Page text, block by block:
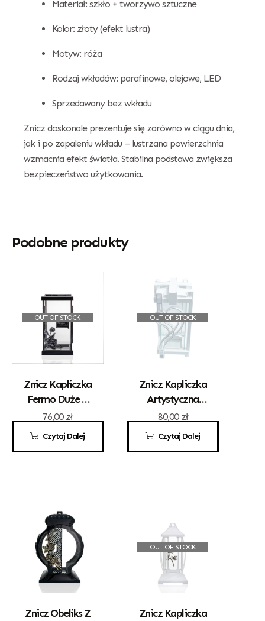
Materiał: szkło + tworzywo sztuczne
Kolor: złoty (efekt lustra)
Motyw: róża
Rodzaj wkładów: parafinowe, olejowe, LED
Sprzedawany bez wkładu
Znicz doskonale prezentuje się zarówno w ciągu dnia,
jak i po zapaleniu wkładu – lustrzana powierzchnia
wzmacnia efekt światła. Stabilna podstawa zwiększa
bezpieczeństwo użytkowania.
Podobne produkty
OUT OF STOCK
Czytaj Dalej
Znicz Kapliczka
Fermo Duże Z
Różą
76,00 zł
OUT OF STOCK
Czytaj Dalej
Znicz Kapliczka
Artystyczna
Kwadrat Z
80,00 zł
Znicz Obeliks Z
OUT OF STOCK
Znicz Kapliczka